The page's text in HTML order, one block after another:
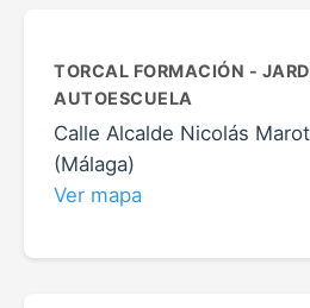
TORCAL FORMACIÓN -
AUTOESCUELA
Calle Alcalde Nicolás
(Málaga)
Ver mapa